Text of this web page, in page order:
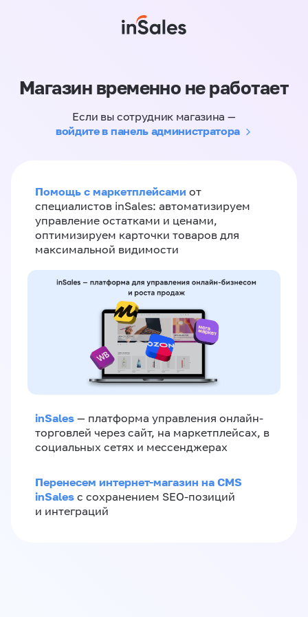
Магазин временно не работает
Если вы сотрудник магазина —
войдите в панель администратора
Помощь с маркетплейсами от
специалистов inSales: автоматизируем
управление остатками и ценами,
оптимизируем карточки товаров для
максимальной видимости
inSales — платформа управления онлайн-
торговлей через сайт, на маркетплейсах, в
социальных сетях и мессенджерах
Перенесем интернет-магазин на CMS
inSales с сохранением SEO-позиций
и интеграций